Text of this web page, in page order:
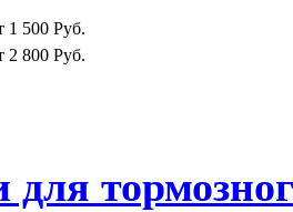
1 500 Руб.
2 800 Руб.